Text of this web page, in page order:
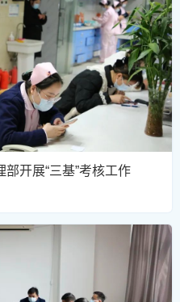
开展“三基”考核工作